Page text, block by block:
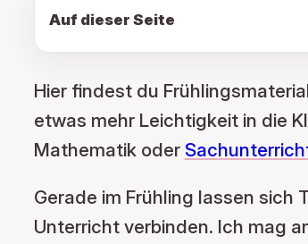
Auf dieser Seite
Hier findest du
etwas mehr Leichtigkeit in die
Mathematik oder
Gerade im Frühling lassen sich
Unterricht verbinden. Ich mag